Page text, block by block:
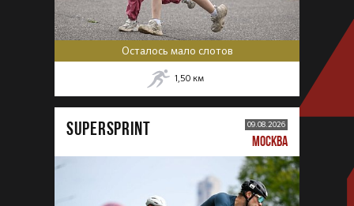
Осталось мало слотов
1,50 км
SUPERSPRINT 09.08.2026
МОСКВА